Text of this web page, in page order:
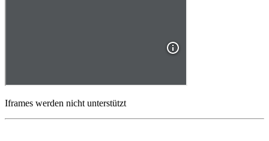
Iframes werden nicht unterstützt